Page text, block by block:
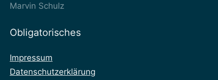
Marvin Schulz
Obligatorisches
Impressum
Datenschutzerklärung